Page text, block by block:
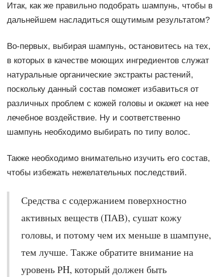
Итак, как же правильно подобрать шампунь, чтобы в
дальнейшем насладиться ощутимым результатом?
Во-первых, выбирая шампунь, остановитесь на тех,
в которых в качестве моющих ингредиентов служат
натуральные органические экстракты растений,
поскольку данный состав поможет избавиться от
различных проблем с кожей головы и окажет на нее
лечебное воздействие. Ну и соответственно
шампунь необходимо выбирать по типу волос.
Также необходимо внимательно изучить его состав,
чтобы избежать нежелательных последствий.
Средства с содержанием поверхностно
активных веществ (ПАВ), сушат кожу
головы, и потому чем их меньше в шампуне,
тем лучше. Также обратите внимание на
уровень РH, который должен быть